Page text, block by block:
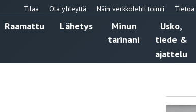
Tilaa Ota yhteyttä Näin verkkolehti toimii Tietoa
Raamattu Lähetys
Minun
tarinani
Usko,
tiede &
ajattelu